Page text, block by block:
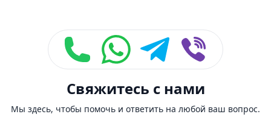
Свяжитесь с нами
Мы здесь, чтобы помочь и ответить на любой ваш вопрос.